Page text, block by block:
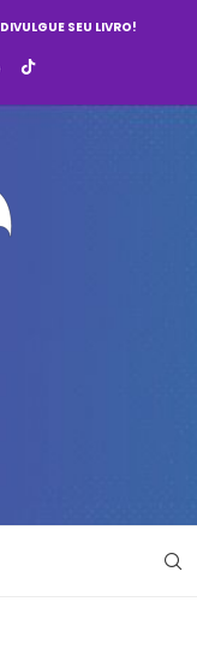
DIVULGUE SEU LIVRO!